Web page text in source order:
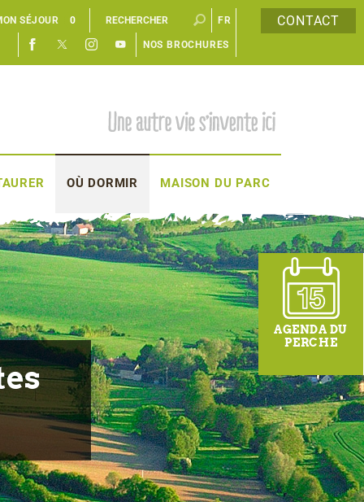
CONTACT
EN
FR
SÉJOUR 0
NOS BROCHURES
OÙ DORMIR MAISON DU PARC
AGENDA DU
PERCHE